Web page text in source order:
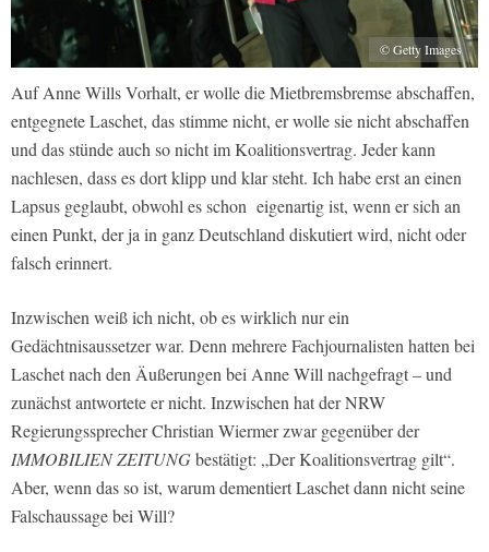
© Getty Images
Auf Anne Wills Vorhalt, er wolle die Mietbremsbremse abschaffen,
entgegnete Laschet, das stimme nicht, er wolle sie nicht abschaffen
und das stünde auch so nicht im Koalitionsvertrag. Jeder kann
nachlesen, dass es dort klipp und klar steht. Ich habe erst an einen
Lapsus geglaubt, obwohl es schon eigenartig ist, wenn er sich an
einen Punkt, der ja in ganz Deutschland diskutiert wird, nicht oder
falsch erinnert.
Inzwischen weiß ich nicht, ob es wirklich nur ein
Gedächtnisaussetzer war. Denn mehrere Fachjournalisten hatten bei
Laschet nach den Äußerungen bei Anne Will nachgefragt – und
zunächst antwortete er nicht. Inzwischen hat der NRW
Regierungssprecher Christian Wiermer zwar gegenüber der
IMMOBILIEN ZEITUNGbestätigt: „Der Koalitionsvertrag gilt“.
Aber, wenn das so ist, warum dementiert Laschet dann nicht seine
Falschaussage bei Will?